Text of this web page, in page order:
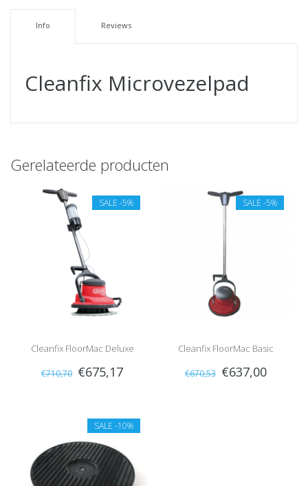
Info Reviews
Cleanfix Microvezelpad
Gerelateerde producten
SALE -5%
Cleanfix FloorMac Deluxe
€710,70 €675,17
SALE -5%
Cleanfix FloorMac Basic
€670,53 €637,00
SALE -10%